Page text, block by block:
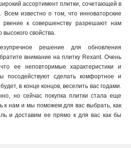
ассортимент плитки, сочетающей в
Всем известно о том, что инноваторские
рвение к совершенству разрешают нам
свойства.
решение для обновления
внимание на плитку Rexant. Очень
ее неповторимые характеристики и
посодействуют сделать комфортное и
в конце концов, веселить вас годами.
но сейчас покупка плитки стала еще
к нам и мы поможем для вас выбрать, как
и доставим ее прямо к для вас как бы